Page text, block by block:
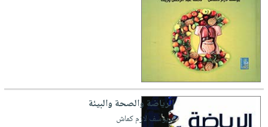
الرياضة والصحة والبيئة
لـ يوسف لازم كماش